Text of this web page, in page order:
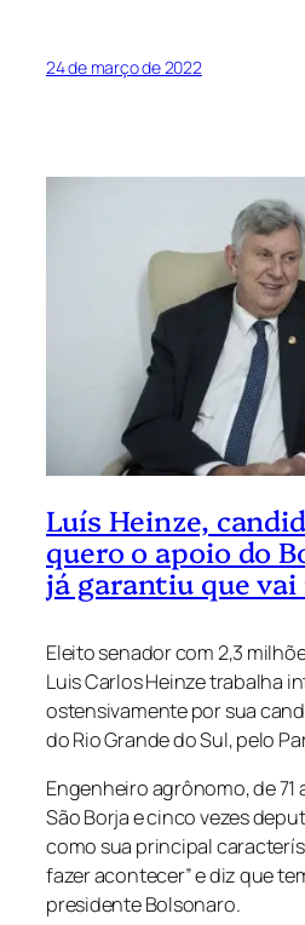
24 de março de 2022
Luís Heinze,
quero o apoio do
já garantiu que vai
Eleito senador com 2,3
Luis Carlos Heinze trabalha
ostensivamente por sua
do Rio Grande do Sul, pelo
Engenheiro agrônomo, de
São Borja e cinco vezes
como sua principal
fazer acontecer” e diz que
presidente Bolsonaro.